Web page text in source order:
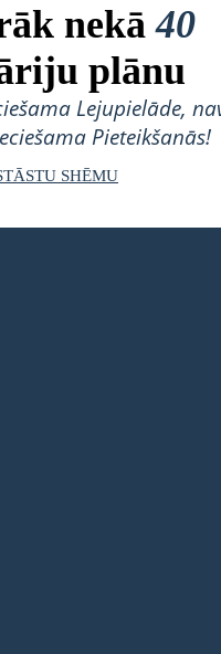
nekā40
plānu
Lejupielāde,
Pieteikšanās!
SHĒMU